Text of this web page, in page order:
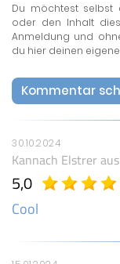
Du möchtest selbst
oder den Inhalt
Anmeldung und
du hier deinen
Kommentar
30.10.2024
Kannach Elstrer
5,0
Cool